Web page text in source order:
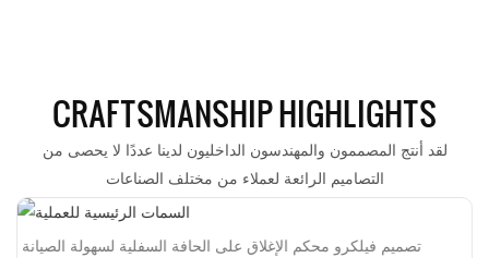
CRAFTSMANSHIP HIGHLIGHTS
لقد أنتج المصممون والمهندسون الداخليون لدينا عددًا لا يحصى من
التصاميم الرائعة لعملاء من مختلف الصناعات
تصميم فيلكرو محكم الإغلاق على الحافة السفلية لسهولة الصيانة